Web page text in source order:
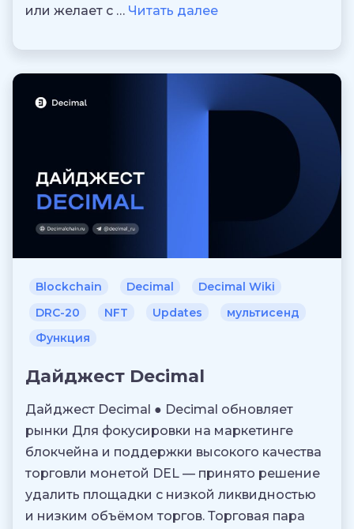
или желает с … Читать далее
Blockchain Decimal
Decimal Wiki
DRC-20
NFT Updates
мультисенд
Функция
Дайджест Decimal
Дайджест Decimal ● Decimal обновляет
рынки Для фокусировки на маркетинге
блокчейна и поддержки высокого качества
торговли монетой DEL — принято решение
удалить площадки с низкой ликвидностью
и низким объёмом торгов. Торговая пара